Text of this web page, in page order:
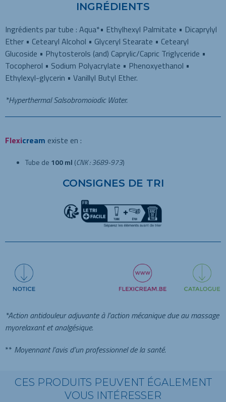
INGRÉDIENTS
Ingrédients par tube : Aqua*• Ethylhexyl Palmitate • Dicaprylyl
Ether • Cetearyl Alcohol • Glyceryl Stearate • Cetearyl
Glucoside • Phytosterols (and) Caprylic/Capric Triglyceride •
Tocopherol • Sodium Polyacrylate • Phenoxyethanol •
Ethylexyl-glycerin • Vanillyl Butyl Ether.
*Hyperthermal Salsobromoiodic Water.
Flexicream existe en :
Tube de 100 ml (CNK : 3689-973)
CONSIGNES DE TRI
*Action antidouleur adjuvante à l’action mécanique due au massage
myorelaxant et analgésique.
** Moyennant l’avis d’un professionnel de la santé.
CES PRODUITS PEUVENT ÉGALEMENT
VOUS INTÉRESSER